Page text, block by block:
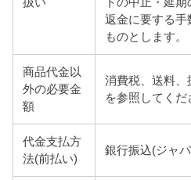
返金に要する手
ものとします。
商品代金以
外の必要金
額
消費税、送料
を参照してくだ
代金支払方
法(前払い)
銀行振込(ジャ